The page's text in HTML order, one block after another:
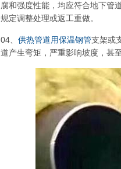
腐和强度性能，均应符合地下管
规定调整处理或返工重做。
04、 供热管道用保温钢管支架或
道产生弯矩，严重影响坡度，甚至